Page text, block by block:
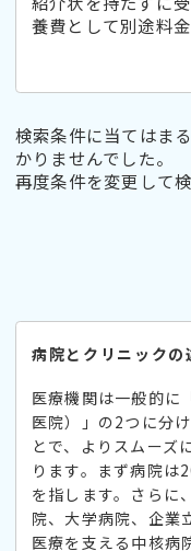
養費として別途料金
検索条件に当てはま
かりませんでした。
再度条件を変更して
病院とクリニックの
医療機関は一般的に
医院）」の2つに分
とで、よりスムーズ
ります。まず病院は
を指します。さらに
院、大学病院、企業
医療を支える中核病